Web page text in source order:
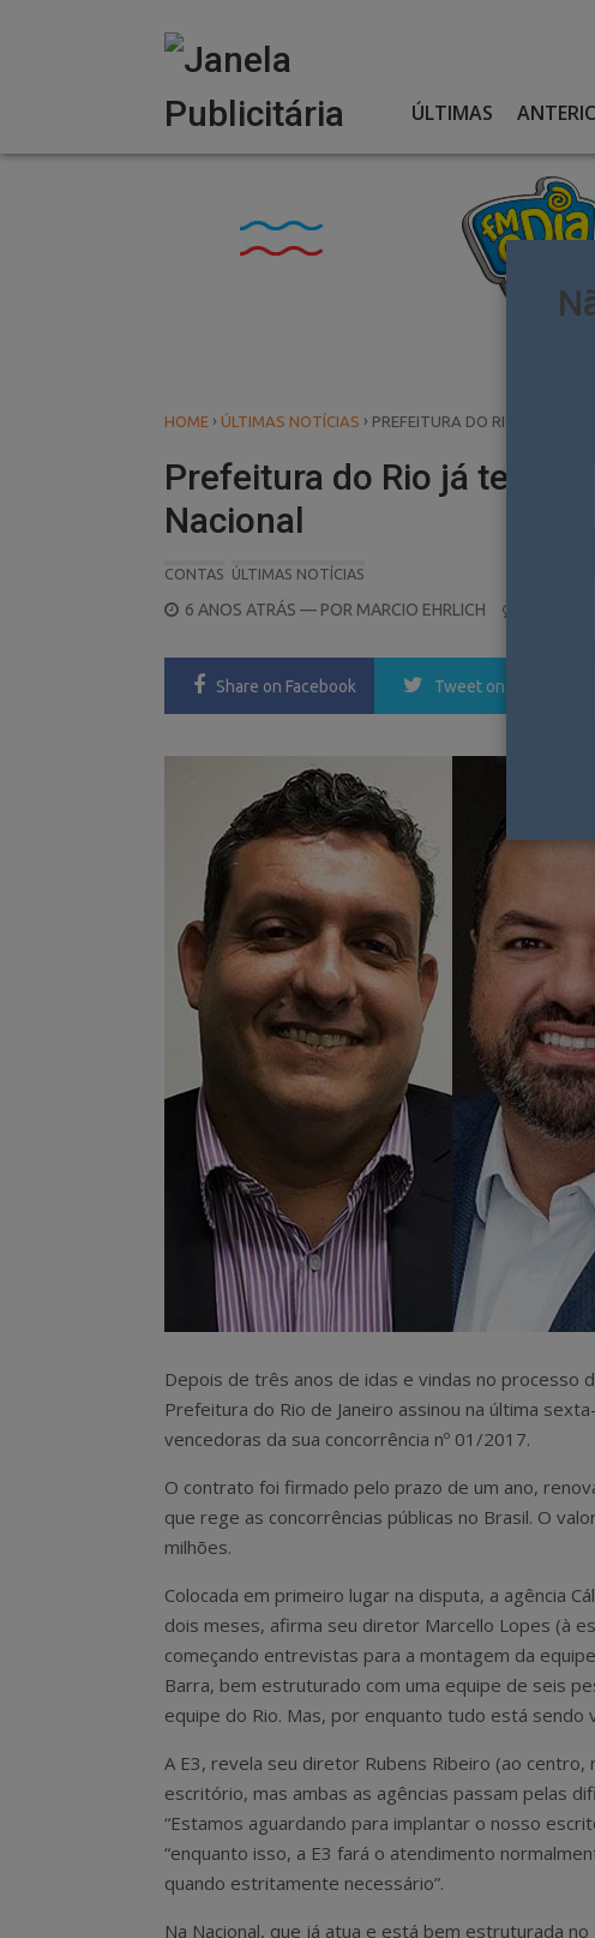
ÚLTIMAS
HOME › ÚLTIMAS NOTÍCIAS › PREFEITURA DO RIO JÁ TEM
Prefeitura do Rio já tem
Nacional
CONTAS ÚLTIMAS NOTÍCIAS
POSTED
6 ANOS ATRÁS — POR MARCIO EHRLICH
Share on Facebook Tweet on Twitter
Depois de três anos de idas e vindas no processo
Prefeitura do Rio de Janeiro assinou na última
vencedoras da sua concorrência nº 01/2017.
O contrato foi firmado pelo prazo de um ano,
que rege as concorrências públicas no Brasil. O
milhões.
Colocada em primeiro lugar na disputa, a agência
dois meses, afirma seu diretor Marcello Lopes (à
começando entrevistas para a montagem da
Barra, bem estruturado com uma equipe de seis
equipe do Rio. Mas, por enquanto tudo está sendo
A E3, revela seu diretor Rubens Ribeiro (ao
escritório, mas ambas as agências passam pelas
“Estamos aguardando para implantar o nosso
“enquanto isso, a E3 fará o atendimento
quando estritamente necessário”.
Na Nacional, que já atua e está bem estruturada